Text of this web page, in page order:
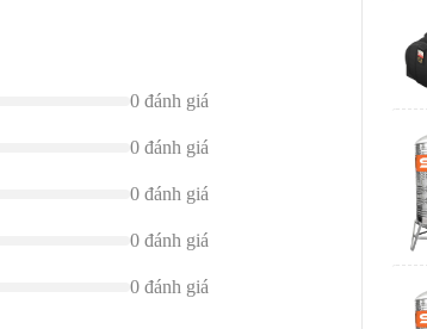
0 đánh giá
0 đánh giá
0 đánh giá
0 đánh giá
0 đánh giá